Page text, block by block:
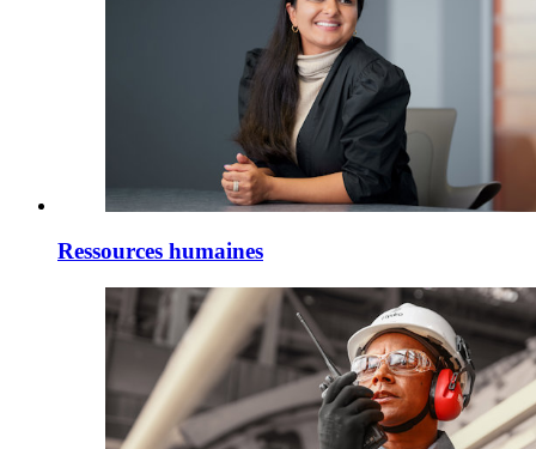
Ressources humaines